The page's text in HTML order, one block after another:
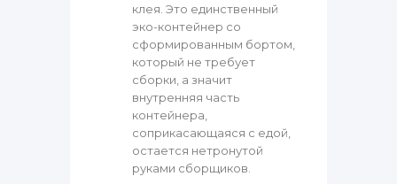
клея. Это единственный
эко-контейнер со
сформированным бортом,
который не требует
сборки, а значит
внутренняя часть
контейнера,
соприкасающаяся с едой,
остается нетронутой
руками сборщиков.